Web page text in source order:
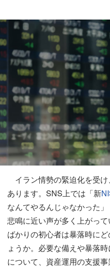
イラン情勢の緊迫化を受
あります。SNS上では「新
なんてやるんじゃなかった
悲鳴に近い声が多く上がっ
ばかりの初心者は暴落時に
ょうか。必要な備えや暴落
について、資産運用の支援